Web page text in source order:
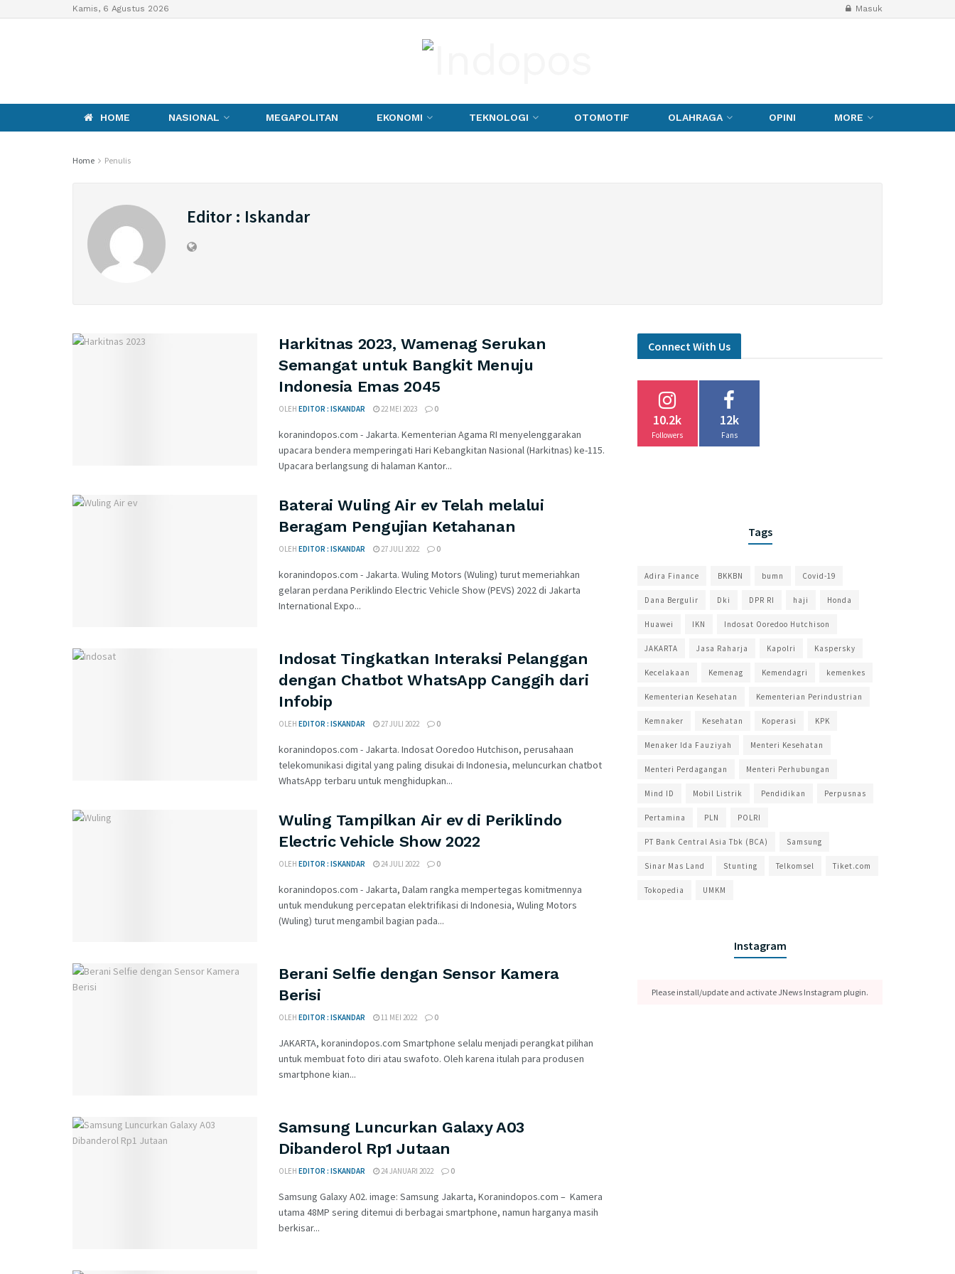
Kamis, 6 Agustus 2026 Masuk
HOME NASIONAL MEGAPOLITAN EKONOMI TEKNOLOGI OTOMOTIF OLAHRAGA OPINI MORE
Home Penulis
Editor : Iskandar
Harkitnas 2023, Wamenag Serukan
Semangat untuk Bangkit Menuju
Indonesia Emas 2045
OLEH EDITOR : ISKANDAR 22 MEI 2023 0
koranindopos.com - Jakarta. Kementerian Agama RI menyelenggarakan
upacara bendera memperingati Hari Kebangkitan Nasional (Harkitnas) ke-115.
Upacara berlangsung di halaman Kantor...
Baterai Wuling Air ev Telah melalui
Beragam Pengujian Ketahanan
OLEH EDITOR : ISKANDAR 27 JULI 2022 0
koranindopos.com - Jakarta. Wuling Motors (Wuling) turut memeriahkan
gelaran perdana Periklindo Electric Vehicle Show (PEVS) 2022 di Jakarta
International Expo...
Indosat Tingkatkan Interaksi Pelanggan
dengan Chatbot WhatsApp Canggih dari
Infobip
OLEH EDITOR : ISKANDAR 27 JULI 2022 0
koranindopos.com - Jakarta. Indosat Ooredoo Hutchison, perusahaan
telekomunikasi digital yang paling disukai di Indonesia, meluncurkan chatbot
WhatsApp terbaru untuk menghidupkan...
Wuling Tampilkan Air ev di Periklindo
Electric Vehicle Show 2022
OLEH EDITOR : ISKANDAR 24 JULI 2022 0
koranindopos.com - Jakarta, Dalam rangka mempertegas komitmennya
untuk mendukung percepatan elektrifikasi di Indonesia, Wuling Motors
(Wuling) turut mengambil bagian pada...
Berani Selfie dengan Sensor Kamera
Berisi
OLEH EDITOR : ISKANDAR 11 MEI 2022 0
JAKARTA, koranindopos.com Smartphone selalu menjadi perangkat pilihan
untuk membuat foto diri atau swafoto. Oleh karena itulah para produsen
smartphone kian...
Samsung Luncurkan Galaxy A03
Dibanderol Rp1 Jutaan
OLEH EDITOR : ISKANDAR 24 JANUARI 2022 0
Samsung Galaxy A02. image: Samsung ​​Jakarta, Koranindopos.com – Kamera
utama 48MP sering ditemui di berbagai smartphone, namun harganya masih
berkisar...
Connect With Us
10.2k
Followers
12k
Fans
Tags
Adira Finance BKKBN bumn Covid-19
Dana Bergulir Dki DPR RI haji Honda
Huawei IKN Indosat Ooredoo Hutchison
JAKARTA Jasa Raharja Kapolri Kaspersky
Kecelakaan Kemenag Kemendagri kemenkes
Kementerian Kesehatan Kementerian Perindustrian
Kemnaker Kesehatan Koperasi KPK
Menaker Ida Fauziyah Menteri Kesehatan
Menteri Perdagangan Menteri Perhubungan
Mind ID Mobil Listrik Pendidikan Perpusnas
Pertamina PLN POLRI
PT Bank Central Asia Tbk (BCA) Samsung
Sinar Mas Land Stunting Telkomsel Tiket.com
Tokopedia UMKM
Instagram
Please install/update and activate JNews Instagram plugin.